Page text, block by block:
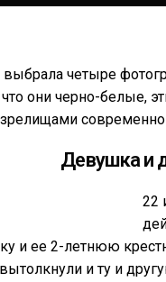
четыре
что они черно-белые,
Девушка и
22
и ее 2-летнюю
и ту и